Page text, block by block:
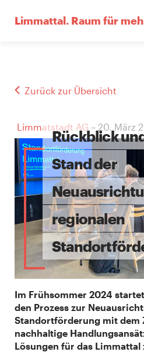
Limmattal. Raum für
Zurück zur Übersicht
Limmatstadt AG – 20. März
Rückblick
Stand der
regionalen
Im Frühsommer 2024
den Prozess zur
Standortförderung mit dem
nachhaltige
Lösungen für das Limmattal